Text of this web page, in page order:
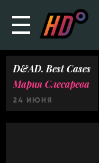
D&AD. Best Cases
Мария Слесарева
24 ИЮНЯ